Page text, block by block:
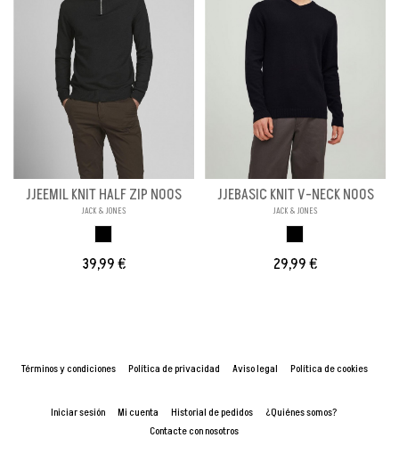
JJEEMIL KNIT HALF ZIP NOOS
JACK & JONES
39,99 €
JJEBASIC KNIT V-NECK NOOS
JACK & JONES
29,99 €
Términos y condiciones Política de privacidad Aviso legal Política de cookies
Iniciar sesión Mi cuenta Historial de pedidos
¿Quiénes somos?
Contacte con nosotros